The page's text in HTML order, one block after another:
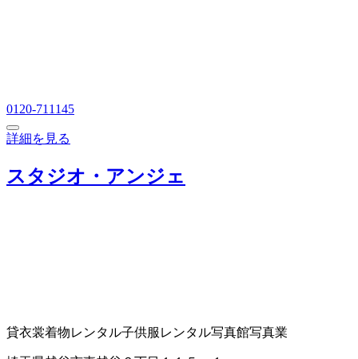
0120-711145
詳細を見る
スタジオ・アンジェ
貸衣裳着物レンタル子供服レンタル写真館写真業